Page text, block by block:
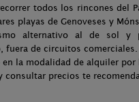
todos los rincones del
playas de Genoveses y
alternativo al de sol y
fuera de circuitos comerciales.
la modalidad de alquiler por
consultar precios te